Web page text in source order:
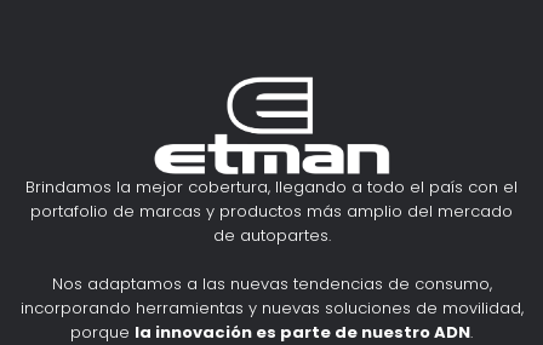
Brindamos la mejor cobertura, llegando a todo el país con el
portafolio de marcas y productos más amplio del mercado
de autopartes.
Nos adaptamos a las nuevas tendencias de consumo,
incorporando herramientas y nuevas soluciones de movilidad,
porque la innovación es parte de nuestro ADN.